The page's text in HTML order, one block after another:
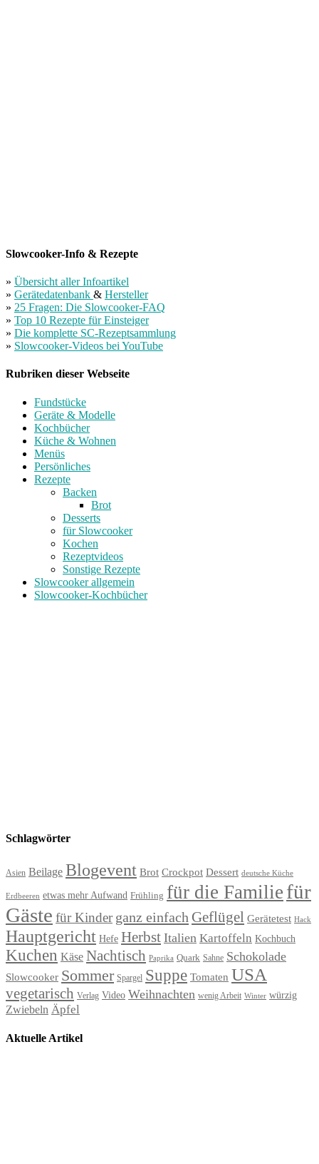
Slowcooker-Info & Rezepte
» Übersicht aller Infoartikel
» Gerätedatenbank & Hersteller
» 25 Fragen: Die Slowcooker-FAQ
» Top 10 Rezepte für Einsteiger
» Die komplette SC-Rezeptsammlung
» Slowcooker-Videos bei YouTube
Rubriken dieser Webseite
Fundstücke
Geräte & Modelle
Kochbücher
Küche & Wohnen
Menüs
Persönliches
Rezepte
Backen
Brot
Desserts
für Slowcooker
Kochen
Rezeptvideos
Sonstige Rezepte
Slowcooker allgemein
Slowcooker-Kochbücher
Schlagwörter
Asien Beilage Blogevent Brot Crockpot Dessert deutsche Küche
Erdbeeren etwas mehr Aufwand Frühling für die Familie für
Gäste für Kinder ganz einfach Geflügel Gerätetest Hack
Hauptgericht Hefe Herbst Italien Kartoffeln Kochbuch
Kuchen Käse Nachtisch Paprika Quark Sahne Schokolade
Slowcooker Sommer Spargel Suppe Tomaten USA
vegetarisch Verlag Video Weihnachten wenig Arbeit Winter würzig
Zwiebeln Äpfel
Aktuelle Artikel